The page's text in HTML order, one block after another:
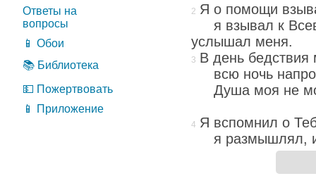
Ответы на
вопросы
📱 Обои
📚 Библиотека
💵 Пожертвовать
📱 Приложение
Я о помощи
я взывал к
услышал меня.
В день бедствия
всю ночь
Душа моя не
Я вспомнил о
я размышлял,